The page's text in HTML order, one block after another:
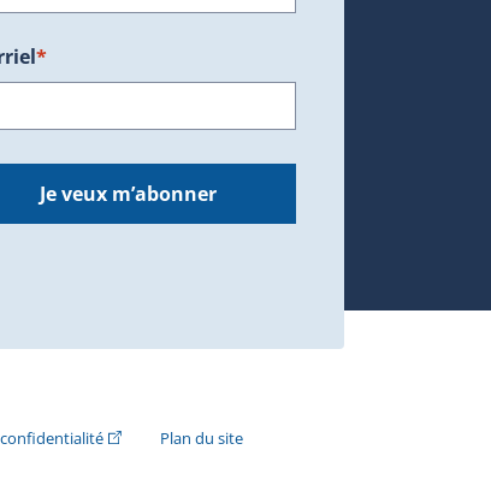
nouvelle fenêtre.)
*
Je veux m’abonner
s'ouvrira dans une nouvelle fenêtre.)
(Cet hyperlien externe s'ouvrira dans une nouvelle
Plan du site